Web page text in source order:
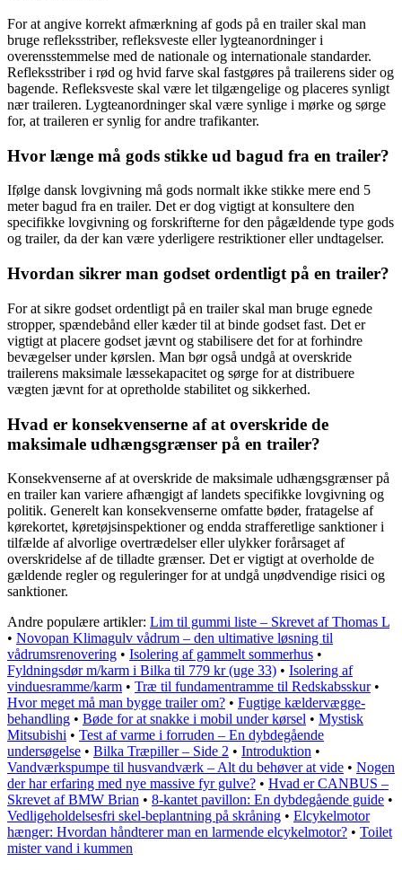
For at angive korrekt afmærkning af gods på en trailer skal man
bruge refleksstriber, refleksveste eller lygteanordninger i
overensstemmelse med de nationale og internationale standarder.
Refleksstriber i rød og hvid farve skal fastgøres på trailerens sider og
bagende. Refleksveste skal være let tilgængelige og placeres synligt
nær traileren. Lygteanordninger skal være synlige i mørke og sørge
for, at traileren er synlig for andre trafikanter.
Hvor længe må gods stikke ud bagud fra en trailer?
Ifølge dansk lovgivning må gods normalt ikke stikke mere end 5
meter bagud fra en trailer. Det er dog vigtigt at konsultere den
specifikke lovgivning og forskrifterne for den pågældende type gods
og trailer, da der kan være yderligere restriktioner eller undtagelser.
Hvordan sikrer man godset ordentligt på en trailer?
For at sikre godset ordentligt på en trailer skal man bruge egnede
stropper, spændebånd eller kæder til at binde godset fast. Det er
vigtigt at placere godset jævnt og stabilisere det for at forhindre
bevægelser under kørslen. Man bør også undgå at overskride
trailerens maksimale læssekapacitet og sørge for at distribuere
vægten jævnt for at opretholde stabilitet og sikkerhed.
Hvad er konsekvenserne af at overskride de
maksimale udhængsgrænser på en trailer?
Konsekvenserne af at overskride de maksimale udhængsgrænser på
en trailer kan variere afhængigt af landets specifikke lovgivning og
politik. Generelt kan konsekvenserne omfatte bøder, fratagelse af
kørekortet, køretøjsinspektioner og endda strafferetlige sanktioner i
tilfælde af alvorlige overtrædelser eller ulykker forårsaget af
overskridelse af de tilladte grænser. Det er vigtigt at overholde de
gældende regler og reguleringer for at undgå unødvendige risici og
sanktioner.
Andre populære artikler: Lim til gummi liste – Skrevet af Thomas L
• Novopan Klimagulv vådrum – den ultimative løsning til
vådrumsrenovering • Isolering af gammelt sommerhus •
Fyldningsdør m/karm i Bilka til 779 kr (uge 33) • Isolering af
vinduesramme/karm • Træ til fundamentramme til Redskabsskur•
Hvor meget må man bygge trailer om? • Fugtige kældervægge-
behandling • Bøde for at snakke i mobil under kørsel • Mystisk
Mitsubishi • Test af varme i forruden – En dybdegående
undersøgelse • Bilka Træpiller – Side 2 • Introduktion •
Vandværkspumpe til husvandværk – Alt du behøver at vide • Nogen
der har erfaring med nye massive fyr gulve? • Hvad er CANBUS –
Skrevet af BMW Brian • 8-kantet pavillon: En dybdegående guide •
Vedligeholdelsesfri skel-beplantning på skråning • Elcykelmotor
hænger: Hvordan håndterer man en larmende elcykelmotor? • Toilet
mister vand i kummen